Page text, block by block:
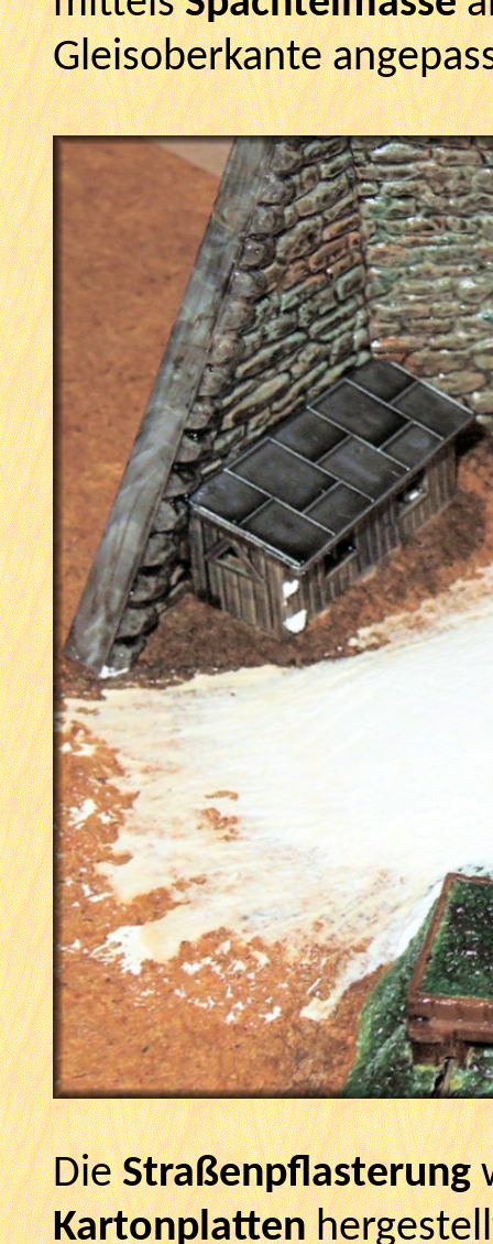
Gleisoberkante
DieStraßenpflasterung
Kartonplatten